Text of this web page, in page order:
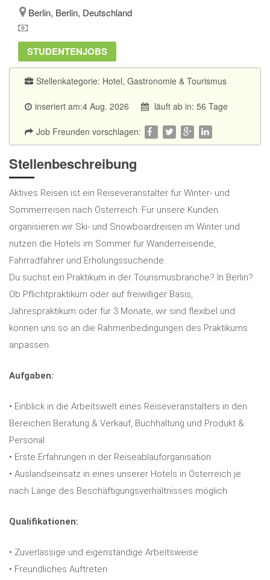
Berlin, Berlin, Deutschland
STUDENTENJOBS
Stellenkategorie: Hotel, Gastronomie & Tourismus
inseriert am:4 Aug. 2026 läuft ab in: 56 Tage
Job Freunden vorschlagen:
Stellenbeschreibung
Aktives Reisen ist ein Reiseveranstalter für Winter- und
Sommerreisen nach Österreich. Für unsere Kunden
organisieren wir Ski- und Snowboardreisen im Winter und
nutzen die Hotels im Sommer für Wanderreisende,
Fahrradfahrer und Erholungssuchende.
Du suchst ein Praktikum in der Tourismusbranche? In Berlin?
Ob Pflichtpraktikum oder auf freiwilliger Basis,
Jahrespraktikum oder für 3 Monate, wir sind flexibel und
können uns so an die Rahmenbedingungen des Praktikums
anpassen.
Aufgaben:
• Einblick in die Arbeitswelt eines Reiseveranstalters in den
Bereichen Beratung & Verkauf, Buchhaltung und Produkt &
Personal
• Erste Erfahrungen in der Reiseablauforganisation
• Auslandseinsatz in eines unserer Hotels in Österreich je
nach Länge des Beschäftigungsverhältnisses möglich
Qualifikationen:
• Zuverlässige und eigenständige Arbeitsweise
• Freundliches Auftreten